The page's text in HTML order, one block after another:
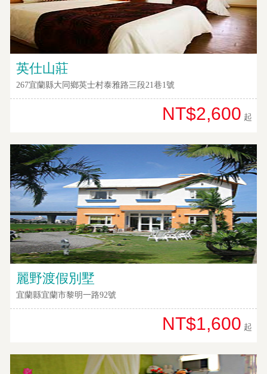
英仕山莊
267宜蘭縣大同鄉英士村泰雅路三段21巷1號
NT$2,600 起
麗野渡假別墅
宜蘭縣宜蘭市黎明一路92號
NT$1,600 起